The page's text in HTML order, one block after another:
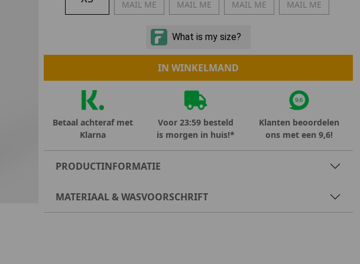
Marokko
Portugal
Spanje
MID SEASON-SALE KIDS
MAIL ME
MAIL ME
MAIL ME
MAIL ME
IN WINKELMAND
Betaal achteraf met
Klarna
Voor 23:59 besteld
is morgen in huis!*
Klanten beoordelen
ons met een 9,6!
PRODUCTINFORMATIE
MATERIAAL & WASVOORSCHRIFT